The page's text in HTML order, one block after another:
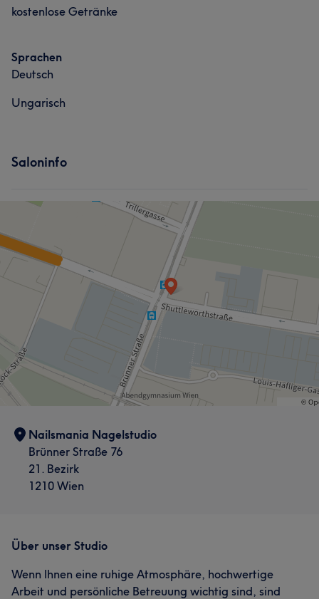
kostenlose Getränke
Sprachen
Deutsch
Ungarisch
Saloninfo
Nailsmania Nagelstudio
Brünner Straße 76
21. Bezirk
1210 Wien
Über unser Studio
Wenn Ihnen eine ruhige Atmosphäre, hochwertige
Arbeit und persönliche Betreuung wichtig sind, sind